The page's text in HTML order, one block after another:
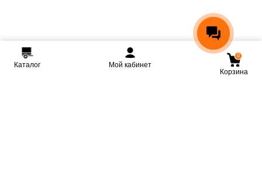
Каталог Мой кабинет
0
Корзина